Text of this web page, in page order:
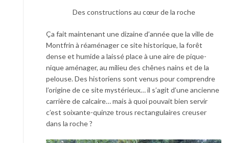
Des constructions au cœur de la roche
Ça fait maintenant une dizaine d’année que la ville de
Montfrin à réaménager ce site historique, la forêt
dense et humide a laissé place à une aire de pique-
nique aménager, au milieu des chênes nains et de la
pelouse. Des historiens sont venus pour comprendre
l’origine de ce site mystérieux… il s’agit d’une ancienne
carrière de calcaire… mais à quoi pouvait bien servir
c’est soixante-quinze trous rectangulaires creuser
dans la roche ?